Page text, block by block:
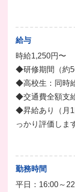
◎簡単な調理補
オシャレなダイ
最初は簡単なご
慣れてきたら簡
未経験の方も、
ので安心してく
ホール 調理
給与
時給1,250円〜
◆研修期間（約
◆高校生：同時
◆交通費全額支
◆昇給あり（月1
っかり評価しま
┗トレーナーに
◆賞与あり（役
勤務時間
平日：16:00～